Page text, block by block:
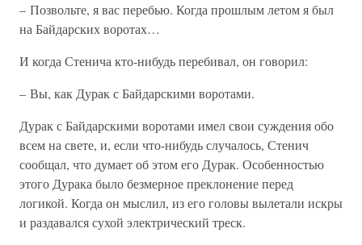
– Позвольте, я вас перебью. Когда прошлым летом я был
на Байдарских воротах…
И когда Стенича кто-нибудь перебивал, он говорил:
– Вы, как Дурак с Байдарскими воротами.
Дурак с Байдарскими воротами имел свои суждения обо
всем на свете, и, если что-нибудь случалось, Стенич
сообщал, что думает об этом его Дурак. Особенностью
этого Дурака было безмерное преклонение перед
логикой. Когда он мыслил, из его головы вылетали искры
и раздавался сухой электрический треск.